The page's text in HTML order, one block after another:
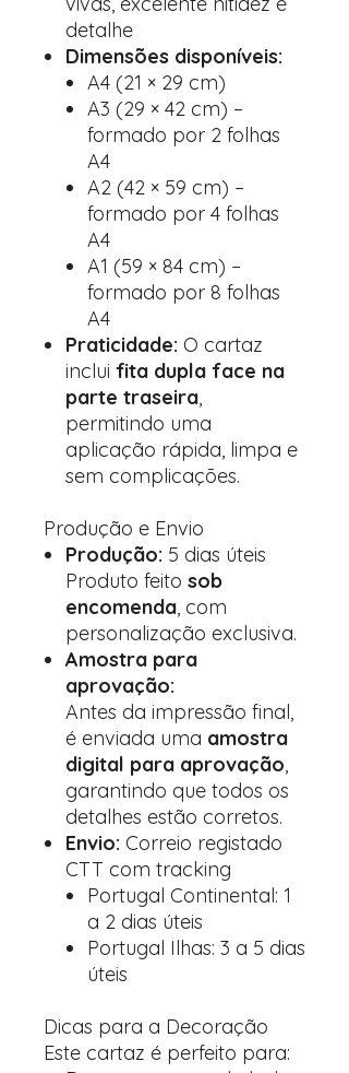
detalhe
Dimensões disponíveis:
A4 (21 × 29 cm)
A3 (29 × 42 cm) –
formado por 2 folhas
A4
A2 (42 × 59 cm) –
formado por 4 folhas
A4
A1 (59 × 84 cm) –
formado por 8 folhas
A4
Praticidade: O cartaz
inclui fita dupla face na
parte traseira,
permitindo uma
aplicação rápida, limpa e
sem complicações.
Produção e Envio
Produção: 5 dias úteis
Produto feito sob
encomenda, com
personalização exclusiva.
Amostra para
aprovação:
Antes da impressão final,
é enviada uma amostra
digital para aprovação,
garantindo que todos os
detalhes estão corretos.
Envio: Correio registado
CTT com tracking
Portugal Continental: 1
a 2 dias úteis
Portugal Ilhas: 3 a 5 dias
úteis
Dicas para a Decoração
Este cartaz é perfeito para: